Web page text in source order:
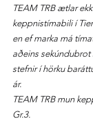
TEAM TRB ætlar
keppnistímabili í
en ef marka má
aðeins
stefnir í hörku
ár.
TEAM TRB mun
Gr.3.